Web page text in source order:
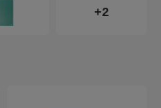
doble, es ideal para
en la escuela o en la
cuadriculadas
para que puedan
carpeta. 160
para marcar las
+2